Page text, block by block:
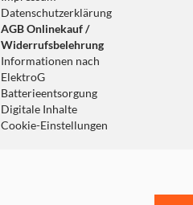
Datenschutzerklärung
AGB Onlinekauf /
Widerrufsbelehrung
Informationen nach
ElektroG
Batterieentsorgung
Digitale Inhalte
Cookie-Einstellungen